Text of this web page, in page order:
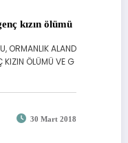
kızın ölümü
ORMANLIK ALAND
KIZIN ÖLÜMÜ VE G
30 Mart 2018